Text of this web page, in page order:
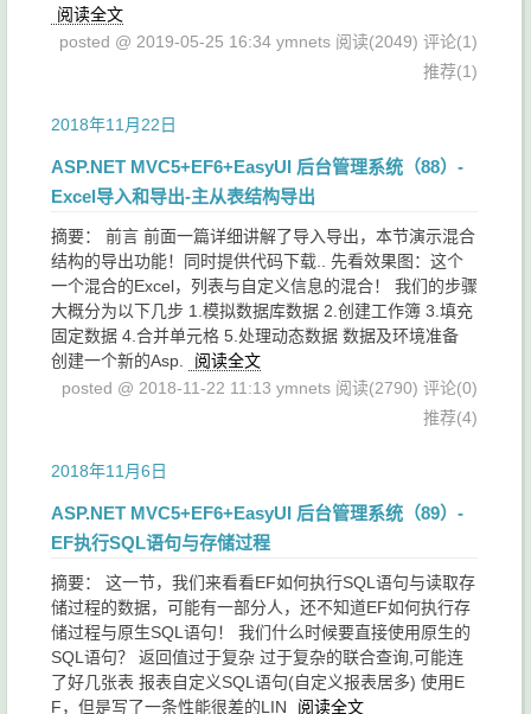
阅读全文
posted @ 2019-05-25 16:34 ymnets 阅读(2049) 评论(1)
推荐(1)
2018年11月22日
ASP.NET MVC5+EF6+EasyUI 后台管理系统（88）-
Excel导入和导出-主从表结构导出
摘要： 前言 前面一篇详细讲解了导入导出，本节演示混合
结构的导出功能！同时提供代码下载.. 先看效果图：这个
一个混合的Excel，列表与自定义信息的混合！ 我们的步骤
大概分为以下几步 1.模拟数据库数据 2.创建工作簿 3.填充
固定数据 4.合并单元格 5.处理动态数据 数据及环境准备
创建一个新的Asp.
阅读全文
posted @ 2018-11-22 11:13 ymnets 阅读(2790) 评论(0)
推荐(4)
2018年11月6日
ASP.NET MVC5+EF6+EasyUI 后台管理系统（89）-
EF执行SQL语句与存储过程
摘要： 这一节，我们来看看EF如何执行SQL语句与读取存
储过程的数据，可能有一部分人，还不知道EF如何执行存
储过程与原生SQL语句！ 我们什么时候要直接使用原生的
SQL语句？ 返回值过于复杂 过于复杂的联合查询,可能连
了好几张表 报表自定义SQL语句(自定义报表居多) 使用E
F，但是写了一条性能很差的LIN
阅读全文